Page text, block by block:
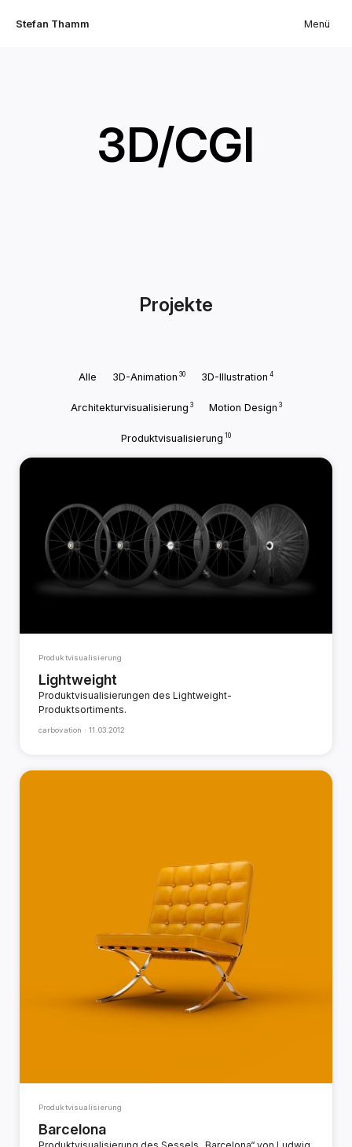
Stefan Thamm Menü
3D/CGI
Projekte
Alle 3D-Animation 30 3D-Illustration 4
Architekturvisualisierung 3 Motion Design 3
Produktvisualisierung 10
Produktvisualisierung
Lightweight
Produktvisualisierungen des Lightweight-
Produktsortiments.
carbovation ·11.03.2012
Produktvisualisierung
Barcelona